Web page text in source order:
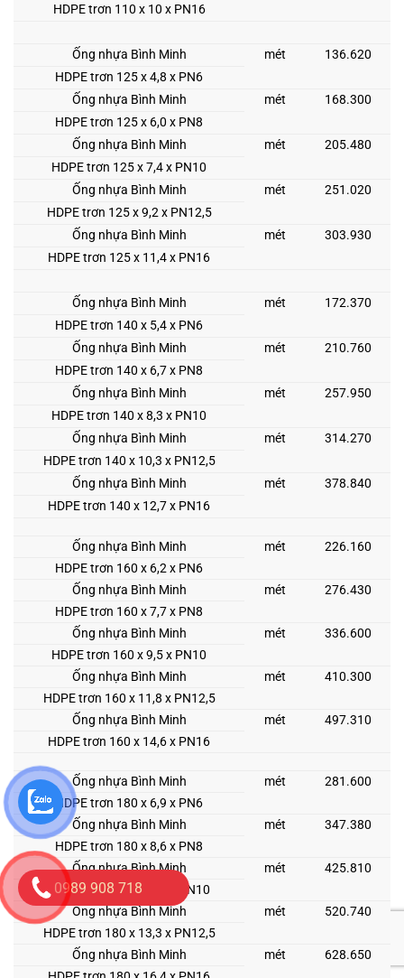
HDPE trơn 110 x 10 x PN16
Ống nhựa Bình Minh mét
136.620
HDPE trơn 125 x 4,8 x PN6
Ống nhựa Bình Minh
mét
168.300
HDPE trơn 125 x 6,0 x PN8
Ống nhựa Bình Minh
mét
205.480
HDPE trơn 125 x 7,4 x PN10
Ống nhựa Bình Minh
mét
251.020
HDPE trơn 125 x 9,2 x PN12,5
Ống nhựa Bình Minh
mét
303.930
HDPE trơn 125 x 11,4 x PN16
Ống nhựa Bình Minh mét
172.370
HDPE trơn 140 x 5,4 x PN6
Ống nhựa Bình Minh
mét
210.760
HDPE trơn 140 x 6,7 x PN8
Ống nhựa Bình Minh
mét
257.950
HDPE trơn 140 x 8,3 x PN10
Ống nhựa Bình Minh
mét
314.270
HDPE trơn 140 x 10,3 x PN12,5
Ống nhựa Bình Minh
mét
378.840
HDPE trơn 140 x 12,7 x PN16
Ống nhựa Bình Minh mét
226.160
HDPE trơn 160 x 6,2 x PN6
Ống nhựa Bình Minh
mét
276.430
HDPE trơn 160 x 7,7 x PN8
Ống nhựa Bình Minh
mét
336.600
HDPE trơn 160 x 9,5 x PN10
Ống nhựa Bình Minh
mét
410.300
HDPE trơn 160 x 11,8 x PN12,5
Ống nhựa Bình Minh
mét
497.310
HDPE trơn 160 x 14,6 x PN16
Ống nhựa Bình Minh mét
281.600
HDPE trơn 180 x 6,9 x PN6
Ống nhựa Bình Minh
mét
347.380
HDPE trơn 180 x 8,6 x PN8
Ống nhựa Bình Minh
mét
425.810
HDPE trơn 180 x 10,7 x PN10
Ống nhựa Bình Minh
mét
520.740
HDPE trơn 180 x 13,3 x PN12,5
Ống nhựa Bình Minh
mét
628.650
0989 908 718